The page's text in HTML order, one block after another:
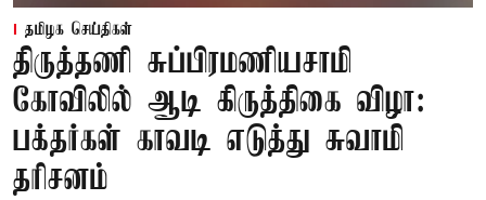
தமிழக செய்திகள்
திருத்தணி சுப்பிரமணியசாமி
கோவிலில் ஆடி கிருத்திகை விழா:
பக்தர்கள் காவடி எடுத்து சுவாமி
தரிசனம்